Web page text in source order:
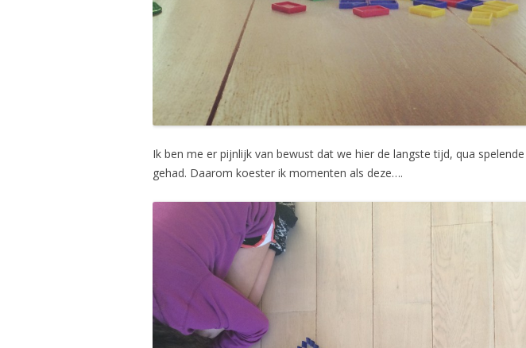
Ik ben me er pijnlijk van bewust dat we hier de langste tijd, qua
gehad. Daarom koester ik momenten als deze….